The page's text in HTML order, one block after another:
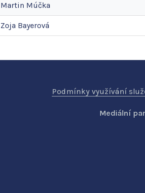
Martin Múčka
Zoja Bayerová
Podmínky využívání
Mediální